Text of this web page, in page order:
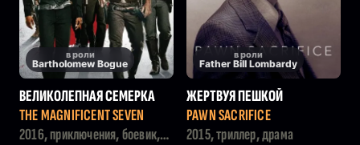
в роли
Bartholomew Bogue
ВЕЛИКОЛЕПНАЯ СЕМЕРКА
THE MAGNIFICENT SEVEN
2016, приключения, боевик,
в роли
Father Bill Lombardy
ЖЕРТВУЯ ПЕШКОЙ
PAWN SACRIFICE
2015, триллер, драма